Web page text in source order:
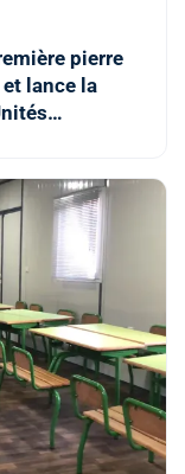
pierre
lance la